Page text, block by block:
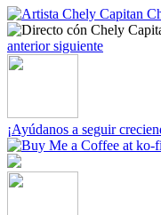
anterior siguiente
¡Ayúdanos a seguir